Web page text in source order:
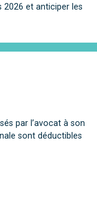
2026 et anticiper les
par l’avocat à son
sont déductibles